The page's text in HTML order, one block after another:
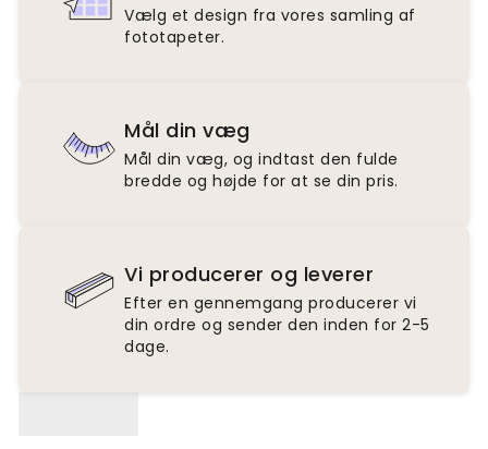
Vælg et design fra vores samling af
fototapeter.
Mål din væg
Mål din væg, og indtast den fulde
bredde og højde for at se din pris.
Vi producerer og leverer
Efter en gennemgang producerer vi
din ordre og sender den inden for 2-5
dage.